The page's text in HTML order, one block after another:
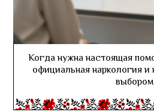
Когда нужна настоящая
официальная наркология
выбором